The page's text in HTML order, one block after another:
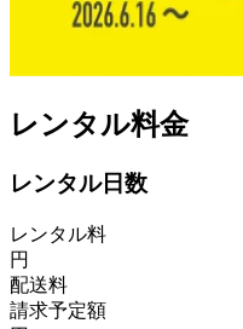
レンタル料金
レンタル日数
レンタル料
円
配送料
請求予定額